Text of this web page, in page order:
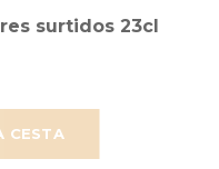
CESTA
surtidos 23cl